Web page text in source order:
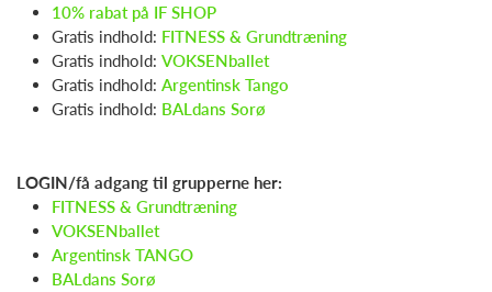
10% rabat på IF SHOP
Gratis indhold: FITNESS & Grundtræning
Gratis indhold: VOKSENballet
Gratis indhold: Argentinsk Tango
Gratis indhold: BALdans Sorø
LOGIN/få adgang til grupperne her:
FITNESS & Grundtræning
VOKSENballet
Argentinsk TANGO
BALdans Sorø